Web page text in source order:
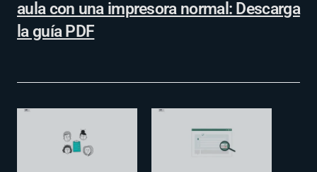
aula con una impresora normal: Descarga
la guía PDF